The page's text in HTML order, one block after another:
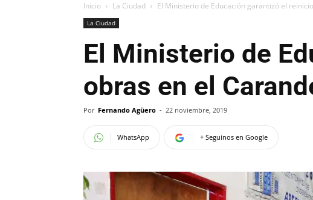
Inicio La Ciudad El Ministerio de Educación garantizó el
La Ciudad
El Ministerio de
obras en el
Por Fernando Agüero - 22 noviembre, 2019
WhatsApp + Seguinos en Google